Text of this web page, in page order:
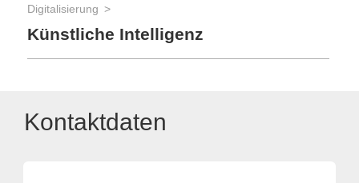
Digitalisierung
Künstliche Intelligenz
Kontaktdaten